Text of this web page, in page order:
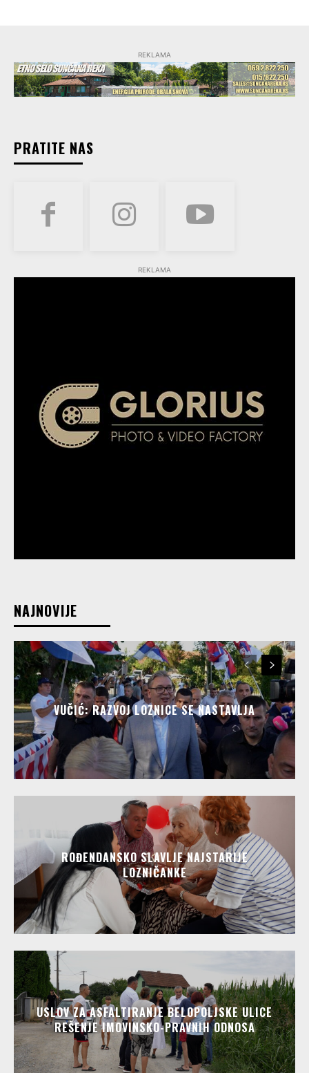
REKLAMA
PRATITE NAS
REKLAMA
NAJNOVIJE
VUČIĆ: RAZVOJ LOZNICE SE NASTAVLJA
ROĐENDANSKO SLAVLJE NAJSTARIJE
LOZNIČANKE
USLOV ZA ASFALTIRANJE BELOPOLJSKE ULICE
REŠENJE IMOVINSKO-PRAVNIH ODNOSA